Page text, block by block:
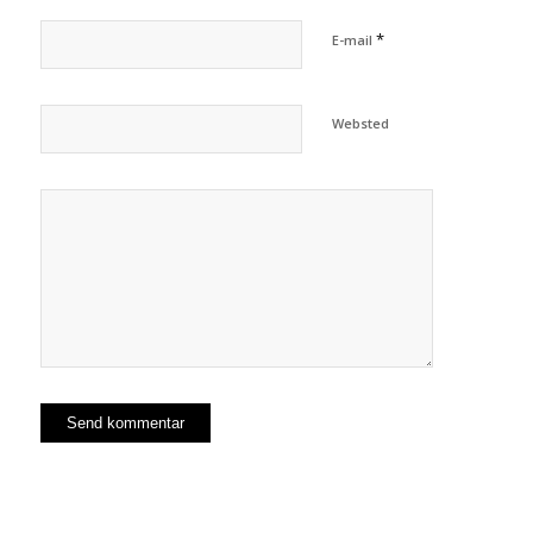
E-mail *
Websted